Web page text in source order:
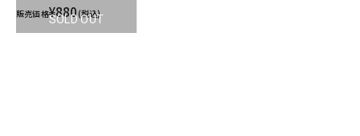
SOLD OUT
販売価格¥880(税込)